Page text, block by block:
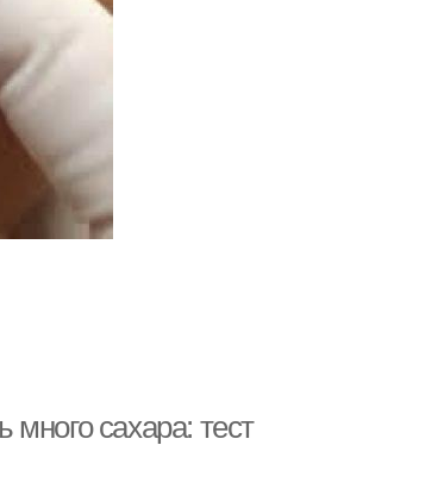
сахара: тест